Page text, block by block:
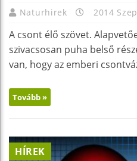
Naturhirek 2014
A csont élő szövet.
szivacsosan puha belső
van, hogy az emberi
Tovább »
HÍREK